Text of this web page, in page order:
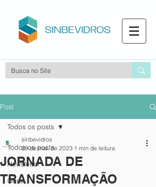
Post
Todos os posts
Newsletter
Geral
Todos os posts
JORNADA DE
TRANSFORMAÇÃO
sinbevidros
29 de mai. de 2023 1 min de leitura